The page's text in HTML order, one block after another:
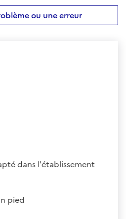
ou une erreur
dans l'établissement
pied